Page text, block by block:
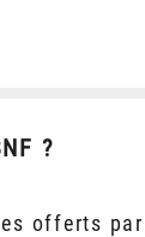
?
offerts